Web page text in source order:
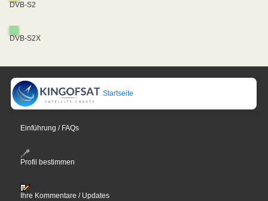
DVB-S2
DVB-S2X
Startseite
Einführung / FAQs
Profil bestimmen
Ihre Kommentare / Updates